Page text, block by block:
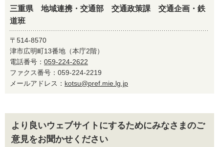
三重県 地域連携・交通部 交通政策課 交通企画・鉄
道班
〒514-8570
津市広明町13番地（本庁2階）
電話番号： 059-224-2622
ファクス番号：059-224-2219
メールアドレス： kotsu@pref.mie.lg.jp
より良いウェブサイトにするためにみなさまのご
意見をお聞かせください